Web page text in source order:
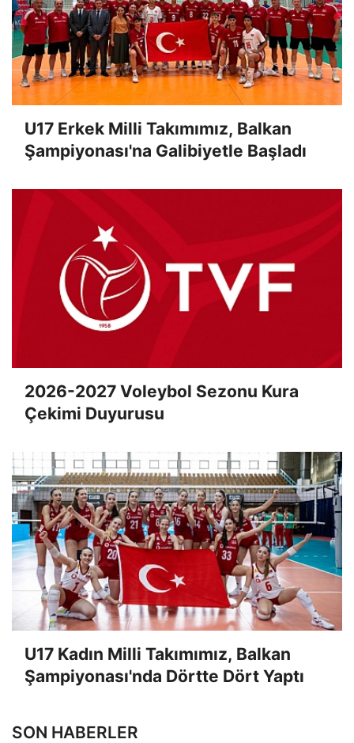
U17 Erkek Milli Takımımız, Balkan
Şampiyonası'na Galibiyetle Başladı
2026-2027 Voleybol Sezonu Kura
Çekimi Duyurusu
U17 Kadın Milli Takımımız, Balkan
Şampiyonası'nda Dörtte Dört Yaptı
SON HABERLER